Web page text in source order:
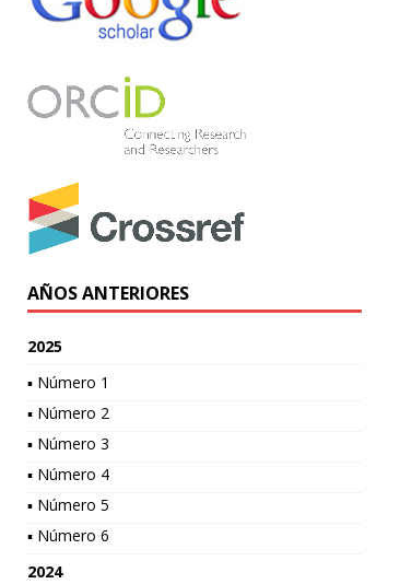
AÑOS ANTERIORES
2025
▪ Número 1
▪ Número 2
▪ Número 3
▪ Número 4
▪ Número 5
▪ Número 6
2024